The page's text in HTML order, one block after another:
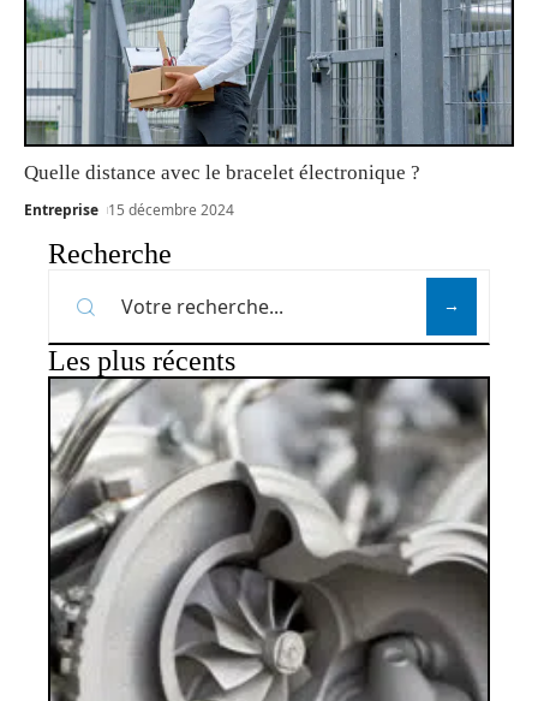
Quelle distance avec le bracelet électronique ?
Entreprise 15 décembre 2024
Recherche
Les plus récents